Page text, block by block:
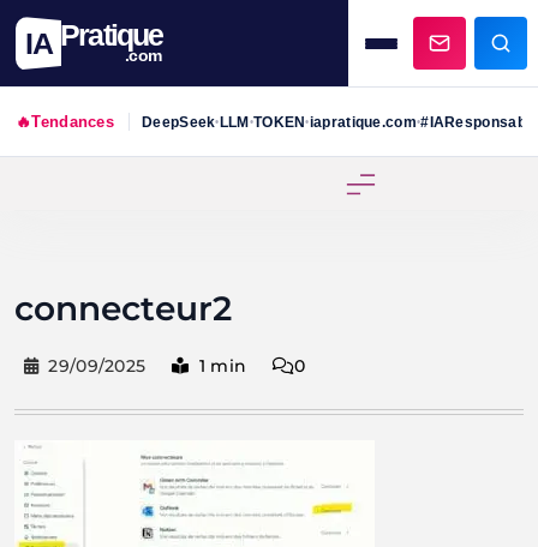
IA Pratique
.com
🔥Tendances DeepSeek•LLM•TOKEN•iapratique.com•#IAResponsable
connecteur2
29/09/2025 1 min 0